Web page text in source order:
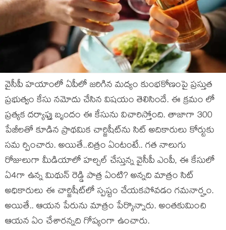
వైసీపీ హ‌యాంలో ఏపీలో జ‌రిగిన మ‌ద్యం కుంభ‌కోణంపై ప్ర‌స్తుత
ప్ర‌భుత్వం కేసు న‌మోదు చేసిన విష‌యం తెలిసిందే. ఈ క్ర‌మం లో
ప్ర‌త్య‌క ద‌ర్యాప్తు బృందం ఈ కేసును విచారిస్తోంది. తాజాగా 300
పేజీల‌తో కూడిన ప్రాథ‌మిక చార్జిషీట్‌ను సిట్ అదికారులు కోర్టుకు
స‌మ ర్పించారు. అయితే..చిత్రం ఏంటంటే.. గ‌త నాలుగు
రోజులుగా మీడియాలో హ‌ల్చ‌ల్ చేస్తున్న వైసీపీ ఎంపీ, ఈ కేసులో
ఏ4గా ఉన్న‌ మిథున్ రెడ్డి పాత్ర ఏంటి? అన్న‌ది మాత్రం సిట్
అధికారులు ఈ చార్జిషీట్‌లో స్ప‌ష్టం చేయ‌క‌పోవ‌డం గ‌మ‌నార్హం.
అయితే.. ఆయ‌న పేరును మాత్రం పేర్కొన్నారు. అంత‌కుమించి
ఆయ‌న ఏం చేశార‌న్న‌ది గోప్యంగా ఉంచారు.